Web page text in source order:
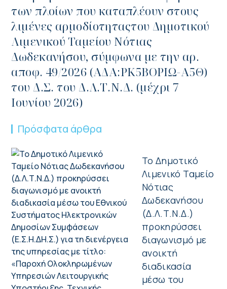
των πλοίων που καταπλέουν στους
λιμένες αρμοδίοτηταςτου Δημοτικού
Λιμενικού Ταμείου Νότιας
Δωδεκανήσου, σύμφωνα με την αρ.
αποφ. 49/2026 (ΑΔΑ:ΡΚ5ΒΟΡΙΩ-Α5Θ)
του Δ.Σ. του Δ.Λ.Τ.Ν.Δ. (μέχρι 7
Ιουνίου 2026)
Πρόσφατα άρθρα
Το Δημοτικό
Λιμενικό Ταμείο
Νότιας
Δωδεκανήσου
(Δ.Λ.Τ.Ν.Δ.)
προκηρύσσει
διαγωνισμό με
ανοικτή
διαδικασία
μέσω του